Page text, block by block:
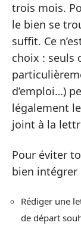
trois mois.
le bien se
suffit. Ce
choix : seuls
d’emploi…)
légalement
joint à la
Pour éviter
bien intégrer
Rédiger une
de départ